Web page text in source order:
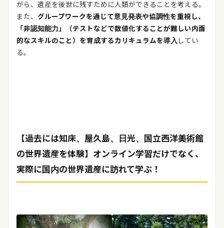
がら、遺産を後世に残すために人類ができることを考える。
また、 グループワークを通じて意見発表や協調性を重視し、
「非認知能力」（テストなどで数値化することが難しい内面
的なスキルのこと）を育成するカリキュラムを導入 してい
る。
【過去には知床、屋久島、日光、国立西洋美術館
の世界遺産を体験】オンライン学習だけでなく、
実際に国内の世界遺産に訪れて学ぶ！